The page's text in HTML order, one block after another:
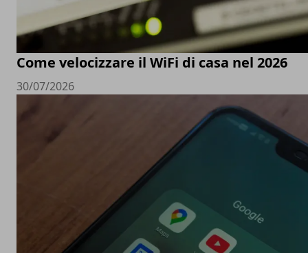
Come velocizzare il WiFi di casa nel 2026
30/07/2026